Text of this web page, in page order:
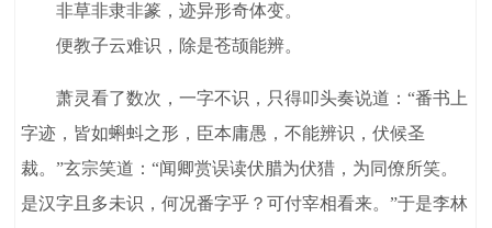
非草非隶非篆，迹异形奇体变。
便教子云难识，除是苍颉能辨。
萧灵看了数次，一字不识，只得叩头奏说道：“番书上
字迹，皆如蝌蚪之形，臣本庸愚，不能辨识，伏候圣
裁。”玄宗笑道：“闻卿赏误读伏腊为伏猎，为同僚所笑。
是汉字且多未识，何况番字乎？可付宰相看来。”于是李林